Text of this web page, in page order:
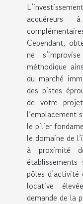
Cependant,
ne
méthodique
du marché
des pistes
de votre
l’emplacement
le pilier
le domaine de
à proximité
pôles d’activité
locative
demande de la